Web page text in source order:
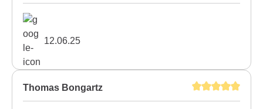
12.06.25
Thomas Bongartz